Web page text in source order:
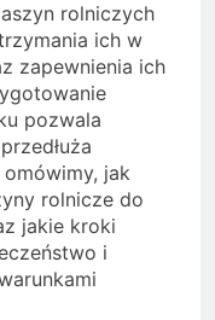
rolniczych
ich w
zapewnienia ich
pozwala
jak
rolnicze do
jakie kroki
i